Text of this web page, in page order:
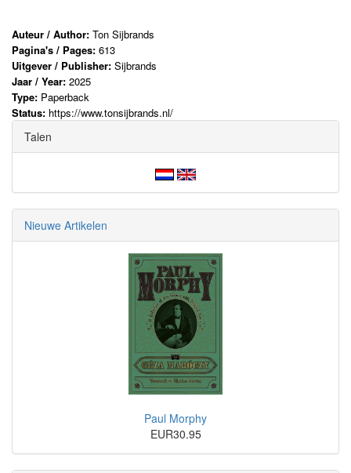
Auteur / Author: Ton Sijbrands
Pagina's / Pages: 613
Uitgever / Publisher: Sijbrands
Jaar / Year: 2025
Type: Paperback
Status: https://www.tonsijbrands.nl/
Talen
Nieuwe Artikelen
Paul Morphy
EUR30.95